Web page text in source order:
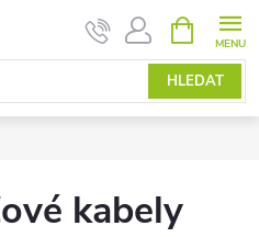
HLEDAT
NÁKUPNÍ
KOŠÍK
kabely